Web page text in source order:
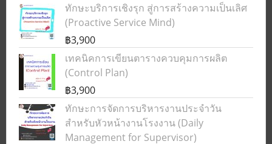
ทักษะบริการเชิงรุก สู่การสร้างความเป็นเลิศ
(Proactive Service Mind)
฿3,900
เทคนิคการเขียนตารางควบคุมการผลิต
(Control Plan)
฿3,900
ทักษะการจัดการบริหารงานประจำวัน
สำหรับหัวหน้างานโรงงาน (Daily
Management for Supervisor)